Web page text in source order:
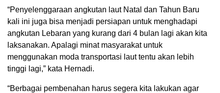
“Penyelenggaraan angkutan laut Natal dan Tahun Baru
kali ini juga bisa menjadi persiapan untuk menghadapi
angkutan Lebaran yang kurang dari 4 bulan lagi akan kita
laksanakan. Apalagi minat masyarakat untuk
menggunakan moda transportasi laut tentu akan lebih
tinggi lagi,” kata Hernadi.
“Berbagai pembenahan harus segera kita lakukan agar